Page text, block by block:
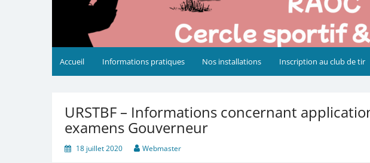
Accueil Informations pratiques Nos installations Inscription au club de tir
URSTBF – Informations concernant
examens Gouverneur
18 juillet 2020 Webmaster